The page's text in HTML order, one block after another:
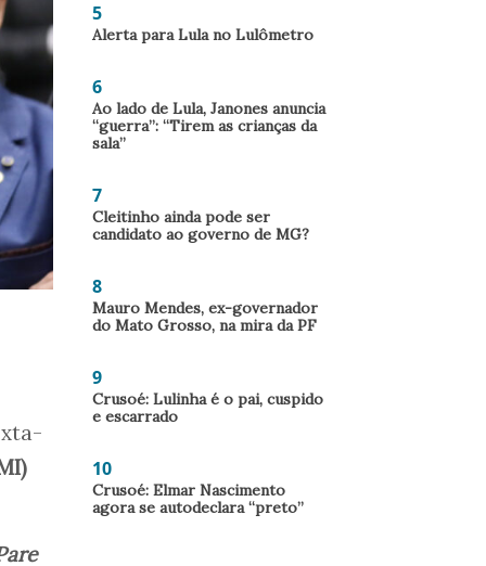
5
Alerta para Lula no Lulômetro
6
Ao lado de Lula, Janones anuncia
“guerra”: “Tirem as crianças da
sala”
7
Cleitinho ainda pode ser
candidato ao governo de MG?
8
Mauro Mendes, ex-governador
do Mato Grosso, na mira da PF
9
Crusoé: Lulinha é o pai, cuspido
e escarrado
10
Crusoé: Elmar Nascimento
agora se autodeclara “preto”